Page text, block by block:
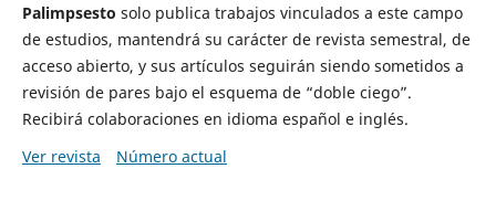
Palimpsesto solo publica trabajos vinculados a este campo
de estudios, mantendrá su carácter de revista semestral, de
acceso abierto, y sus artículos seguirán siendo sometidos a
revisión de pares bajo el esquema de “doble ciego”.
Recibirá colaboraciones en idioma español e inglés.
Ver revista
Número actual